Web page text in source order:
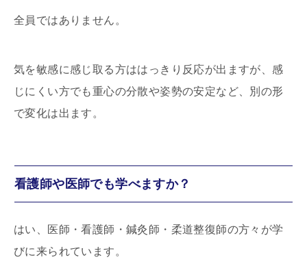
全員ではありません。
気を敏感に感じ取る方ははっきり反応が出ますが、感
じにくい方でも重心の分散や姿勢の安定など、別の形
で変化は出ます。
看護師や医師でも学べますか？
はい、医師・看護師・鍼灸師・柔道整復師の方々が学
びに来られています。